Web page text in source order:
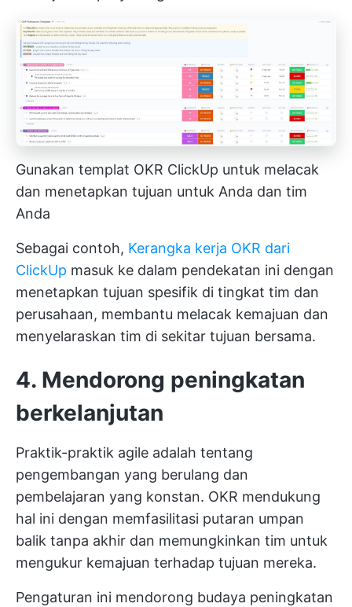
Gunakan templat OKR ClickUp untuk melacak
dan menetapkan tujuan untuk Anda dan tim
Anda
Sebagai contoh, Kerangka kerja OKR dari
ClickUp masuk ke dalam pendekatan ini dengan
menetapkan tujuan spesifik di tingkat tim dan
perusahaan, membantu melacak kemajuan dan
menyelaraskan tim di sekitar tujuan bersama.
4. Mendorong peningkatan
berkelanjutan
Praktik-praktik agile adalah tentang
pengembangan yang berulang dan
pembelajaran yang konstan. OKR mendukung
hal ini dengan memfasilitasi putaran umpan
balik tanpa akhir dan memungkinkan tim untuk
mengukur kemajuan terhadap tujuan mereka.
Pengaturan ini mendorong budaya peningkatan